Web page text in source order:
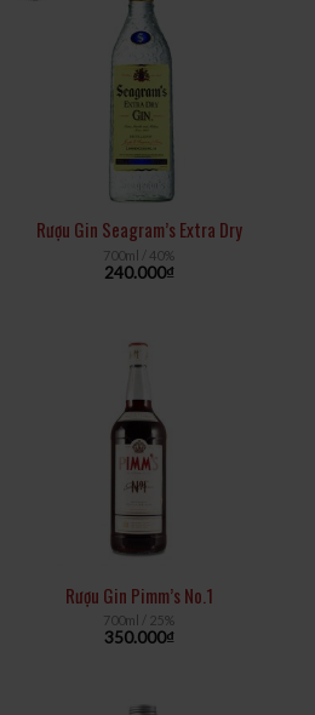
Rượu Gin Seagram’s Extra Dry
700ml / 40%
240.000₫
Rượu Gin Pimm’s No.1
700ml / 25%
350.000₫